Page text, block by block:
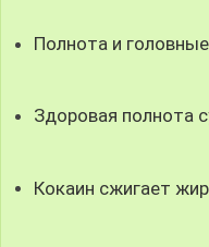
Полнота и
Здоровая полнота
Кокаин сжигает жир